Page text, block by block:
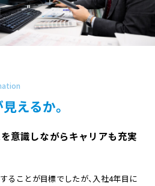
えるか。
意識しながらキャリアも充実
ることが目標でしたが、入社4年目に